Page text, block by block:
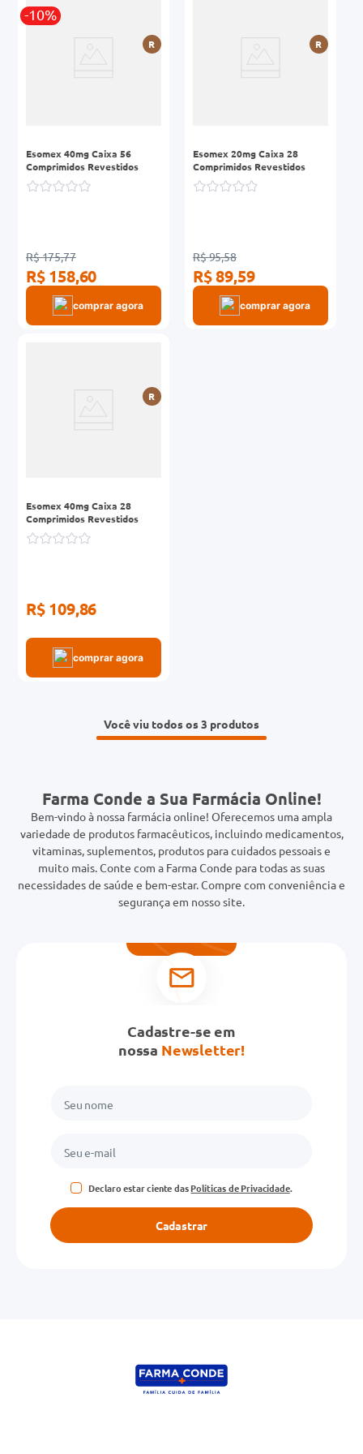
-10%
R
Esomex 40mg Caixa 56
Comprimidos Revestidos
R$ 175,77
R$ 158,60
comprar agora
R
Esomex 20mg Caixa 28
Comprimidos Revestidos
R$ 95,58
R$ 89,59
comprar agora
R
Esomex 40mg Caixa 28
Comprimidos Revestidos
R$ 109,86
comprar agora
Você viu todos os 3
Farma Conde a Sua Farmácia Online!
Bem-vindo à nossa farmácia online! Oferecemos uma ampla
variedade de produtos farmacêuticos, incluindo medicamentos,
vitaminas, suplementos, produtos para cuidados pessoais e
muito mais. Conte com a Farma Conde para todas as suas
necessidades de saúde e bem-estar. Compre com conveniência e
segurança em nosso site.
Cadastre-se em
nossa Newsletter!
Declaro estar ciente dasPolíticas de Privacidade.
Cadastrar